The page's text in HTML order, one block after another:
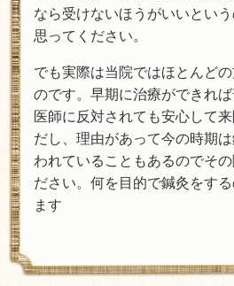
なら受けないほうがいいとい
思ってください。
でも実際は当院ではほとんど
のです。早期に治療ができれ
医師に反対されても安心して
だし、理由があって今の時期
われていることもあるのでそ
ださい。何を目的で鍼灸をす
ます